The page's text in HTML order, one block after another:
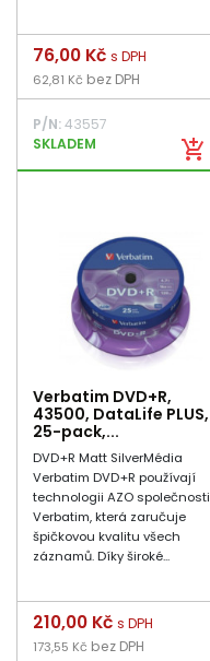
add_shopping_cart
Cena
76,00 Kč s DPH
62,81 Kč bez DPH
P/N:43557
SKLADEM
Verbatim DVD+R,
43500, DataLife PLUS,
25-pack,...
DVD+R Matt SilverMédia
Verbatim DVD+R používají
technologii AZO společnosti
Verbatim, která zaručuje
špičkovou kvalitu všech
záznamů. Díky široké...
Cena
210,00 Kč s DPH
173,55 Kč bez DPH